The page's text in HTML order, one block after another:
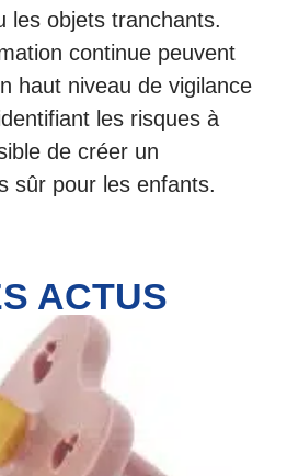
les objets tranchants.
continue peuvent
haut niveau de vigilance
les risques à
de créer un
sûr pour les enfants.
ACTUS